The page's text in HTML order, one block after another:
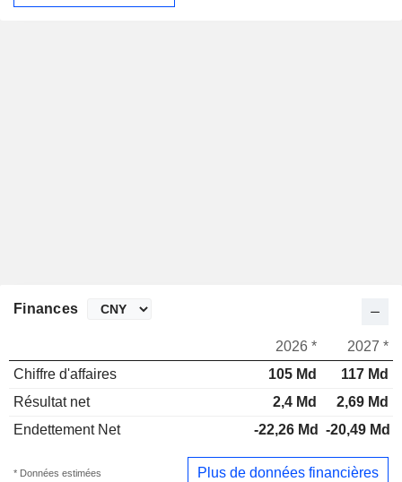
Finances
2026 *
2027 *
Chiffre d'affaires
105 Md
117 Md
Résultat net
2,4 Md
2,69 Md
Endettement Net
-22,26 Md -20,49 Md
* Données estimées Plus de données financières